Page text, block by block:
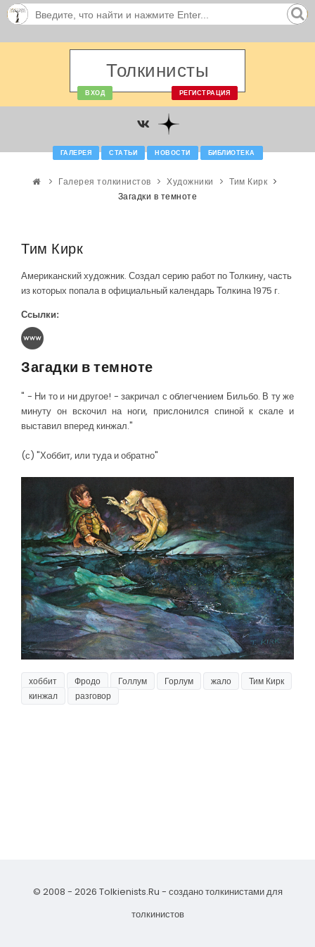
Толкинисты
ВХОД РЕГИСТРАЦИЯ
ГАЛЕРЕЯ СТАТЬИ НОВОСТИ БИБЛИОТЕКА
Галерея толкинистов Художники
Тим Кирк
Загадки в темноте
Тим Кирк
Американский художник. Создал серию работ по Толкину, часть
из которых попала в официальный календарь Толкина 1975 г.
Ссылки:
Загадки в темноте
" - Ни то и ни другое! - закричал с облегчением Бильбо. В ту же
минуту он вскочил на ноги, прислонился спиной к скале и
выставил вперед кинжал."
(с) "Хоббит, или туда и обратно"
хоббит Фродо Голлум Горлум жало
Тим Кирк
кинжал
разговор
© 2008 - 2026 Tolkienists.Ru - создано толкинистами для
толкинистов